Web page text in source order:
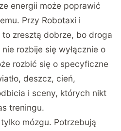
energii może poprawić
Przy Robotaxi i
zresztą dobrze, bo droga
rozbije się wyłącznie o
rozbić się o specyficzne
deszcz, cień,
i sceny, których nikt
treningu.
mózgu. Potrzebują